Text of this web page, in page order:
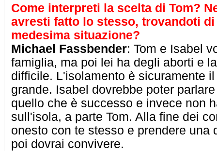
Come interpreti la scelta di Tom?
avresti fatto lo stesso, trovandoti
medesima situazione?
Michael Fassbender: Tom e Isabel
famiglia, ma poi lei ha degli aborti e
difficile. L'isolamento è sicuramente
grande. Isabel dovrebbe poter
quello che è successo e invece non
sull'isola, a parte Tom. Alla fine dei
onesto con te stesso e prendere una
poi dovrai convivere.